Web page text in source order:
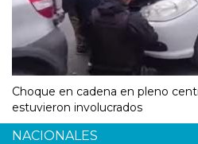
Choque en cadena en pleno
estuvieron involucrados
NACIONALES